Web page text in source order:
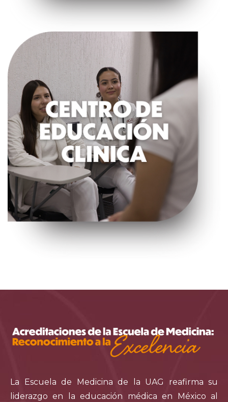
La Escuela de Medicina de la UAG reafirma su
liderazgo en la educación médica en México al